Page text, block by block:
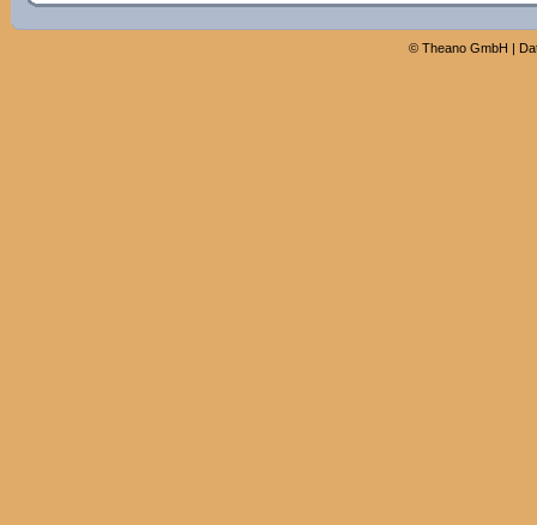
© Theano GmbH |